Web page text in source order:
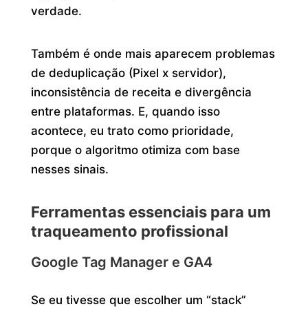
verdade.
Também é onde mais aparecem problemas
de deduplicação (Pixel x servidor),
inconsistência de receita e divergência
entre plataformas. E, quando isso
acontece, eu trato como prioridade,
porque o algoritmo otimiza com base
nesses sinais.
Ferramentas essenciais para um
traqueamento profissional
Google Tag Manager e GA4
Se eu tivesse que escolher um “stack”